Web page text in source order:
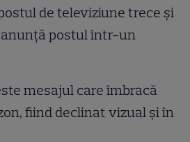
de televiziune trece și
anunță postul într-un
mesajul care îmbracă
fiind declinat vizual și în